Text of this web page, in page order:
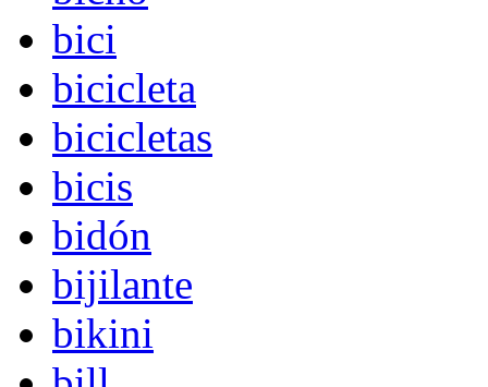
bici
bicicleta
bicicletas
bicis
bidón
bijilante
bikini